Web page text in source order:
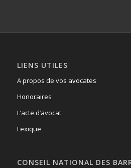
LIENS UTILES
A propos de vos avocates
Honoraires
L’acte d’avocat
Lexique
CONSEIL NATIONAL DES